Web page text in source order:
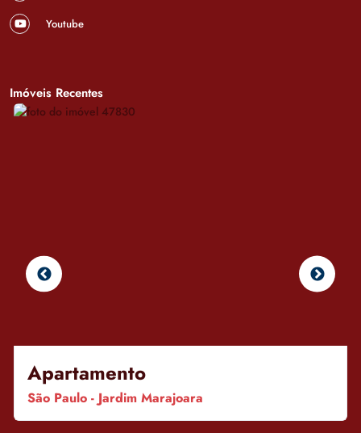
Youtube
Imóveis Recentes
Apartamento
São Paulo - Jardim Marajoara